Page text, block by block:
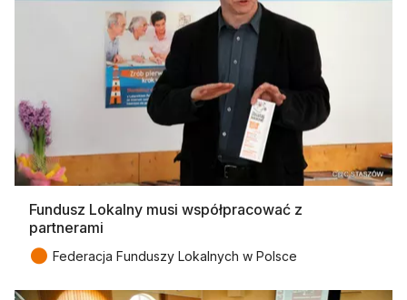
Fundusz Lokalny musi współpracować z
partnerami
● Federacja Funduszy Lokalnych w Polsce